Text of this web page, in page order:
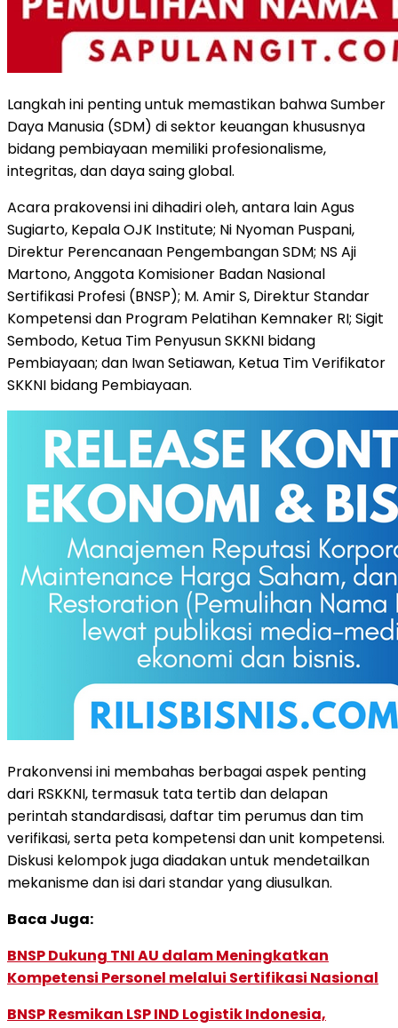
Langkah ini penting untuk memastikan bahwa Sumber
Daya Manusia (SDM) di sektor keuangan khususnya
bidang pembiayaan memiliki profesionalisme,
integritas, dan daya saing global.
Acara prakovensi ini dihadiri oleh, antara lain Agus
Sugiarto, Kepala OJK Institute; Ni Nyoman Puspani,
Direktur Perencanaan Pengembangan SDM; NS Aji
Martono, Anggota Komisioner Badan Nasional
Sertifikasi Profesi (BNSP); M. Amir S, Direktur Standar
Kompetensi dan Program Pelatihan Kemnaker RI; Sigit
Sembodo, Ketua Tim Penyusun SKKNI bidang
Pembiayaan; dan Iwan Setiawan, Ketua Tim Verifikator
SKKNI bidang Pembiayaan.
Prakonvensi ini membahas berbagai aspek penting
dari RSKKNI, termasuk tata tertib dan delapan
perintah standardisasi, daftar tim perumus dan tim
verifikasi, serta peta kompetensi dan unit kompetensi.
Diskusi kelompok juga diadakan untuk mendetailkan
mekanisme dan isi dari standar yang diusulkan.
Baca Juga:
BNSP Dukung TNI AU dalam Meningkatkan
Kompetensi Personel melalui Sertifikasi Nasional
BNSP Resmikan LSP IND Logistik Indonesia,